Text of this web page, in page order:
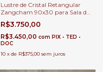
Lustre de Cristal Retangular
Zangcham 90x30 para Sala de
Jantar e Sala de Estar
R$3.750,00
R$3.450,00 com PIX • TED •
DOC
10 x de R$375,00 sem juros